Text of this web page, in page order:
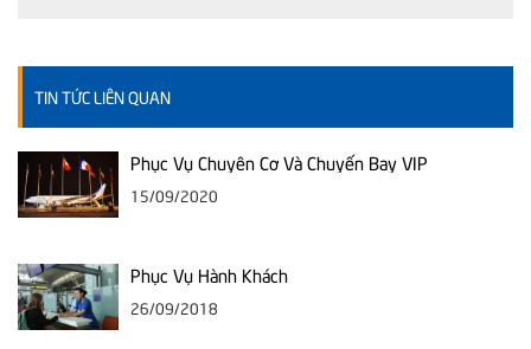
TIN TỨC LIÊN QUAN
Phục Vụ Chuyên Cơ Và Chuyến Bay VIP
15/09/2020
Phục Vụ Hành Khách
26/09/2018